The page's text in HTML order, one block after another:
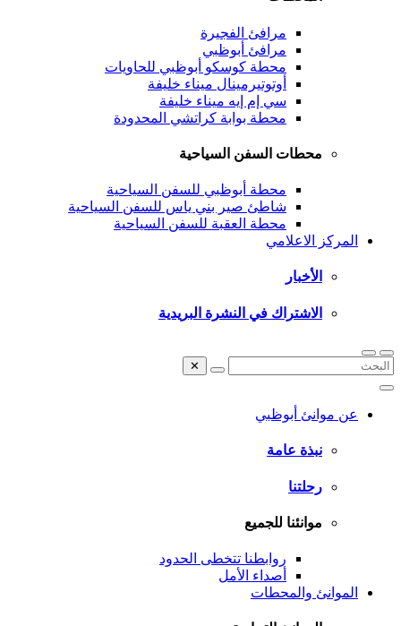
مرافئ الفجيرة
مرافئ أبوظبي
محطة كوسكو أبوظبي للحاويات
أوتوتيرمينال ميناء خليفة
سي إم إيه ميناء خليفة
محطة بوابة كراتشي المحدودة
محطات السفن السياحية
محطة أبوظبي للسفن السياحية
شاطئ صير بني ياس للسفن السياحية
محطة العقبة للسفن السياحية
المركز الاعلامي
الأخبار
الاشتراك في النشرة البريدية
✕
عن موانئ أبوظبي
نبذة عامة
رحلتنا
موانئنا للجميع
روابطنا تتخطى الحدود
أصداء الأمل
الموانئ والمحطات